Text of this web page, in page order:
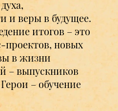
и веры в будущее.
итогов – это
проектов, новых
в жизни
– выпускников
– обучение